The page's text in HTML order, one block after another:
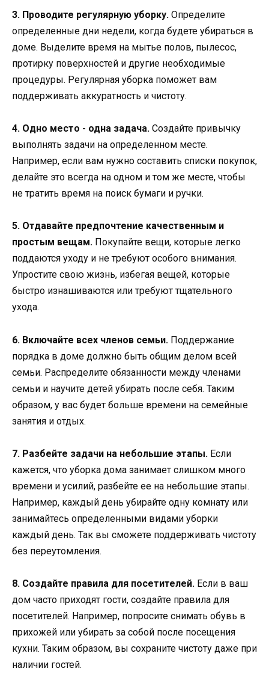
3. Проводите регулярную уборку. Определите
определенные дни недели, когда будете убираться в
доме. Выделите время на мытье полов, пылесос,
протирку поверхностей и другие необходимые
процедуры. Регулярная уборка поможет вам
поддерживать аккуратность и чистоту.
4. Одно место - одна задача. Создайте привычку
выполнять задачи на определенном месте.
Например, если вам нужно составить списки покупок,
делайте это всегда на одном и том же месте, чтобы
не тратить время на поиск бумаги и ручки.
5. Отдавайте предпочтение качественным и
простым вещам. Покупайте вещи, которые легко
поддаются уходу и не требуют особого внимания.
Упростите свою жизнь, избегая вещей, которые
быстро изнашиваются или требуют тщательного
ухода.
6. Включайте всех членов семьи. Поддержание
порядка в доме должно быть общим делом всей
семьи. Распределите обязанности между членами
семьи и научите детей убирать после себя. Таким
образом, у вас будет больше времени на семейные
занятия и отдых.
7. Разбейте задачи на небольшие этапы. Если
кажется, что уборка дома занимает слишком много
времени и усилий, разбейте ее на небольшие этапы.
Например, каждый день убирайте одну комнату или
занимайтесь определенными видами уборки
каждый день. Так вы сможете поддерживать чистоту
без переутомления.
8. Создайте правила для посетителей. Если в ваш
дом часто приходят гости, создайте правила для
посетителей. Например, попросите снимать обувь в
прихожей или убирать за собой после посещения
кухни. Таким образом, вы сохраните чистоту даже при
наличии гостей.